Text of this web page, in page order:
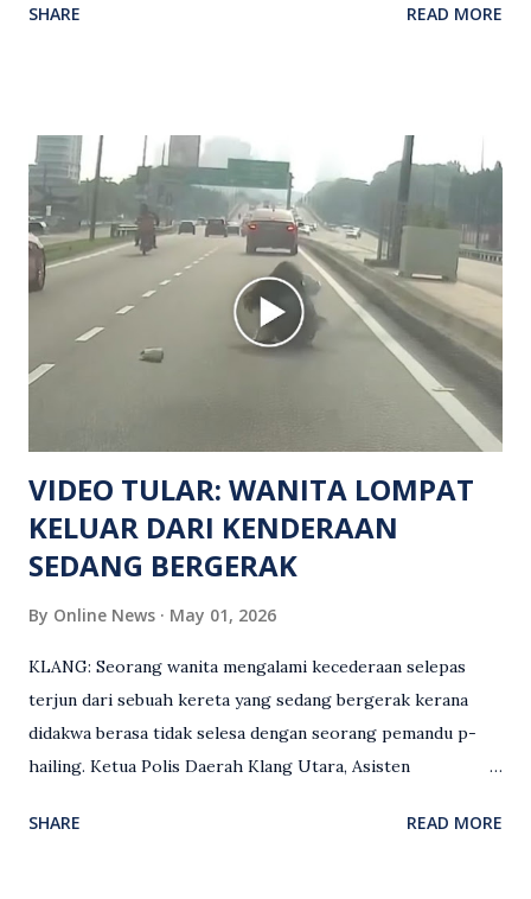
kejadian berlaku sekitar jam 11 malam dan pihak polis
hiburan di kawasan berkenaan. Seorang mangsa disahkan
meninggal dunia di lokasi kejadian akibat terkena tembakan,
manakala seorang lagi mangsa mengalami kecederaan.
Turut dipercayai terdapat seorang lagi individu cedera
namun identitinya masih belum dikenal pasti selepas dibawa
keluar dari lokasi oleh kenalannya. Polis kini sedang giat
mengesan dua suspek yang masih bebas bagi membantu
siasatan lanjut. Kes disiasat mengikut Seksyen 302 Kanun
Keseksaan kerana membunuh. Orang ramai yang mempunyai
maklumat diminta t...
SHARE READ MORE
VIDEO TULAR: WANITA LOMPAT
KELUAR DARI KENDERAAN
SEDANG BERGERAK
By Online News May 01, 2026
KLANG: Seorang wanita mengalami kecederaan selepas
terjun dari sebuah kereta yang sedang bergerak kerana
didakwa berasa tidak selesa dengan seorang pemandu p-
hailing. Ketua Polis Daerah Klang Utara, Asisten
(2 Mei), berkata pemandu berusia 47 tahun itu telah
SHARE READ MORE